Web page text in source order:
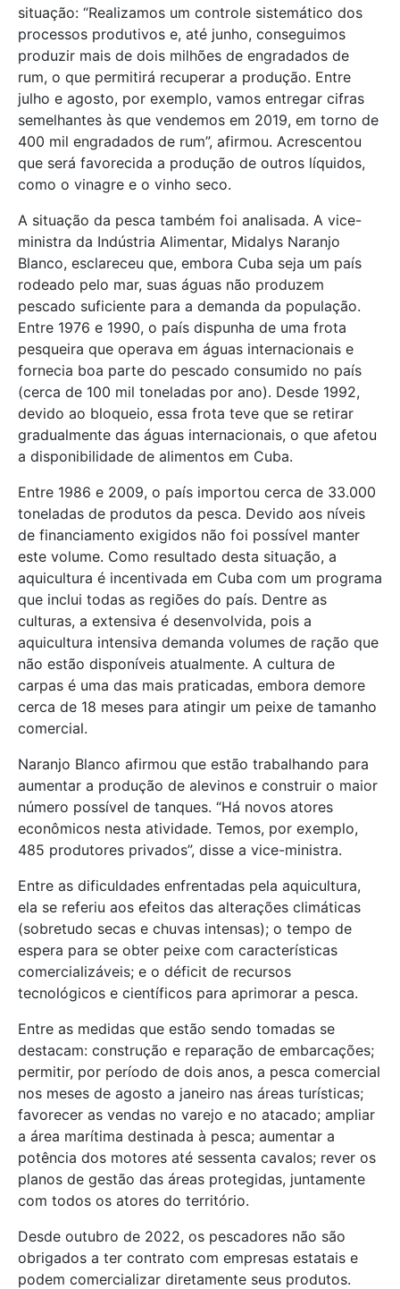
situação: “Realizamos um controle sistemático dos
processos produtivos e, até junho, conseguimos
produzir mais de dois milhões de engradados de
rum, o que permitirá recuperar a produção. Entre
julho e agosto, por exemplo, vamos entregar cifras
semelhantes às que vendemos em 2019, em torno de
400 mil engradados de rum”, afirmou. Acrescentou
que será favorecida a produção de outros líquidos,
como o vinagre e o vinho seco.
A situação da pesca também foi analisada. A vice-
ministra da Indústria Alimentar, Midalys Naranjo
Blanco, esclareceu que, embora Cuba seja um país
rodeado pelo mar, suas águas não produzem
pescado suficiente para a demanda da população.
Entre 1976 e 1990, o país dispunha de uma frota
pesqueira que operava em águas internacionais e
fornecia boa parte do pescado consumido no país
(cerca de 100 mil toneladas por ano). Desde 1992,
devido ao bloqueio, essa frota teve que se retirar
gradualmente das águas internacionais, o que afetou
a disponibilidade de alimentos em Cuba.
Entre 1986 e 2009, o país importou cerca de 33.000
toneladas de produtos da pesca. Devido aos níveis
de financiamento exigidos não foi possível manter
este volume. Como resultado desta situação, a
aquicultura é incentivada em Cuba com um programa
que inclui todas as regiões do país. Dentre as
culturas, a extensiva é desenvolvida, pois a
aquicultura intensiva demanda volumes de ração que
não estão disponíveis atualmente. A cultura de
carpas é uma das mais praticadas, embora demore
cerca de 18 meses para atingir um peixe de tamanho
comercial.
Naranjo Blanco afirmou que estão trabalhando para
aumentar a produção de alevinos e construir o maior
número possível de tanques. “Há novos atores
econômicos nesta atividade. Temos, por exemplo,
485 produtores privados”, disse a vice-ministra.
Entre as dificuldades enfrentadas pela aquicultura,
ela se referiu aos efeitos das alterações climáticas
(sobretudo secas e chuvas intensas); o tempo de
espera para se obter peixe com características
comercializáveis; ​​e o déficit de recursos
tecnológicos e científicos para aprimorar a pesca.
Entre as medidas que estão sendo tomadas se
destacam: construção e reparação de embarcações;
permitir, por período de dois anos, a pesca comercial
nos meses de agosto a janeiro nas áreas turísticas;
favorecer as vendas no varejo e no atacado; ampliar
a área marítima destinada à pesca; aumentar a
potência dos motores até sessenta cavalos; rever os
planos de gestão das áreas protegidas, juntamente
com todos os atores do território.
Desde outubro de 2022, os pescadores não são
obrigados a ter contrato com empresas estatais e
podem comercializar diretamente seus produtos.